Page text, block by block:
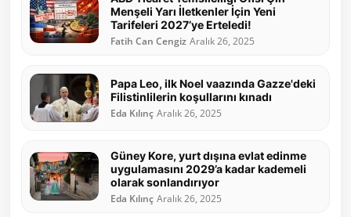
Menşeli Yarı İletkenler İçin Yeni
Tarifeleri 2027’ye Erteledi!
Fatih Can Cengiz Aralık 26, 2025
Papa Leo, ilk Noel vaazında Gazze'deki
Filistinlilerin koşullarını kınadı
Eda Kılınç Aralık 26, 2025
Güney Kore, yurt dışına evlat edinme
uygulamasını 2029’a kadar kademeli
olarak sonlandırıyor
Eda Kılınç Aralık 26, 2025